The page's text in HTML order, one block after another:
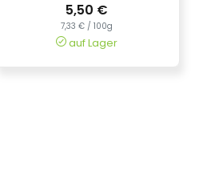
5,50 €
7,33 € / 100g
auf Lager